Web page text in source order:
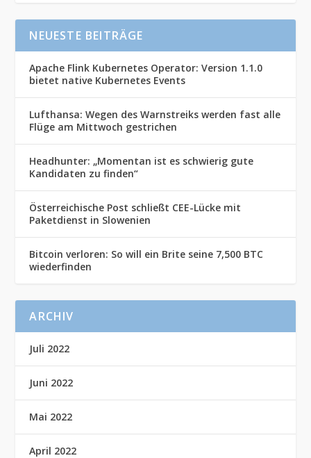
NEUESTE BEITRÄGE
Apache Flink Kubernetes Operator: Version 1.1.0
bietet native Kubernetes Events
Lufthansa: Wegen des Warnstreiks werden fast alle
Flüge am Mittwoch gestrichen
Headhunter: „Momentan ist es schwierig gute
Kandidaten zu finden“
Österreichische Post schließt CEE-Lücke mit
Paketdienst in Slowenien
Bitcoin verloren: So will ein Brite seine 7,500 BTC
wiederfinden
ARCHIV
Juli 2022
Juni 2022
Mai 2022
April 2022